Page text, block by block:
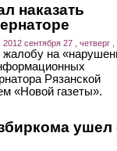
наказать
2012 сентября 27 , четверг ,
на
Рязанской
«Новой газеты».
ушел